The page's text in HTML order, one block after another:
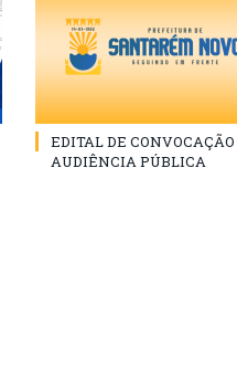
EDITAL DE CONVOCAÇÃO
AUDIÊNCIA PÚBLICA